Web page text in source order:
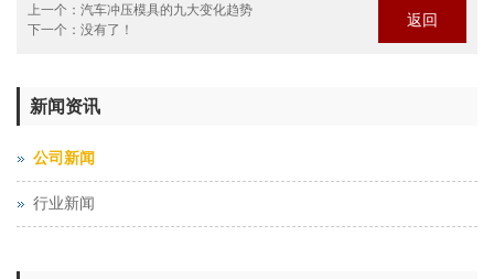
上一个： 汽车冲压模具的九大变化趋势
下一个：没有了！
返回
新闻资讯
公司新闻
行业新闻